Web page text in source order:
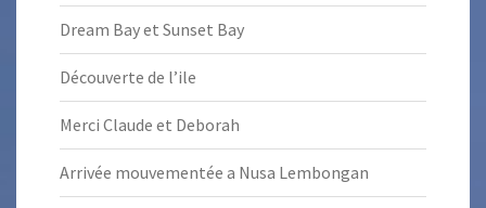
Dream Bay et Sunset Bay
Découverte de l’ile
Merci Claude et Deborah
Arrivée mouvementée a Nusa Lembongan